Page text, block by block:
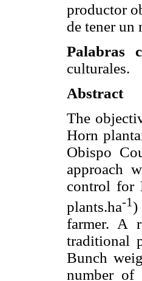
productor
de tener un
Palabras
culturales.
Abstract
The
Horn
Obispo
approach
control for
plants.ha-1)
farmer. A
traditional
Bunch
number of